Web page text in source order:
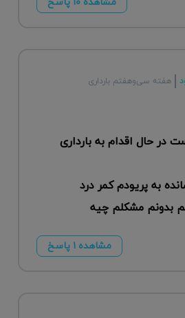
هفته سی‌وهفتم بارداری
۵ماه هست در حال اقدام به بارداری
۱۳روز مانده به پریودم کمر درد
بدونم مشکلم چیه
مشاهده ۱ پاسخ